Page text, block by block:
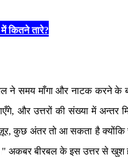
कितने तारे?
ने समय माँगा और नाटक करने के
, और उत्तरों की संख्या में अन्तर
,कुछ अंतर तो आ सकता है क्योंकि
" अकबर बीरबल के इस उत्तर से खुश